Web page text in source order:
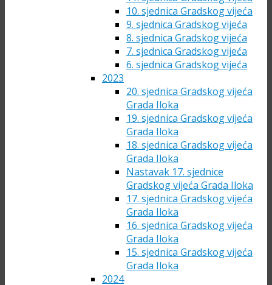
10. sjednica Gradskog vijeća
9. sjednica Gradskog vijeća
8. sjednica Gradskog vijeća
7. sjednica Gradskog vijeća
6. sjednica Gradskog vijeća
2023
20. sjednica Gradskog vijeća
Grada Iloka
19. sjednica Gradskog vijeća
Grada Iloka
18. sjednica Gradskog vijeća
Grada Iloka
Nastavak 17. sjednice
Gradskog vijeća Grada Iloka
17. sjednica Gradskog vijeća
Grada Iloka
16. sjednica Gradskog vijeća
Grada Iloka
15. sjednica Gradskog vijeća
Grada Iloka
2024